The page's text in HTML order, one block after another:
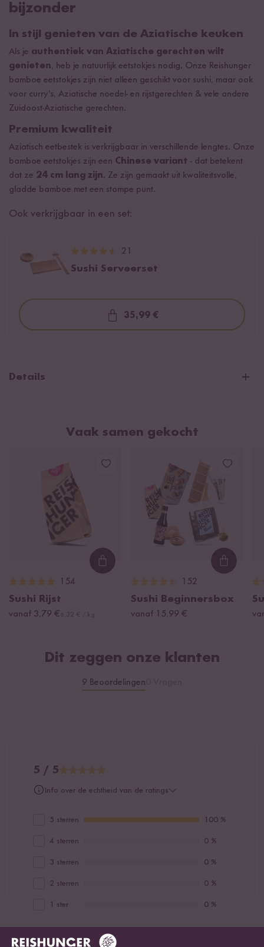
bijzonder
In stijl genieten van de Aziatische keuken
Als je authentiek van Aziatische gerechten wilt
genieten, heb je natuurlijk eetstokjes nodig. Onze Reishunger
bamboe eetstokjes zijn niet alleen geschikt voor sushi, maar ook
voor curry's, Aziatische noedel- en rijstgerechten & vele andere
Zuidoost-Aziatische gerechten.
Premium kwaliteit
Aziatisch eetbestek is verkrijgbaar in verschillende lengtes. Onze
bamboe eetstokjes zijn een Chinese variant - dat betekent
dat ze 24 cm lang zijn. Ze zijn gemaakt uit kwaliteitsvolle,
gladde bamboe met een stompe punt.
Ook verkrijgbaar in een set:
21
Sushi Serveerset
Loading...
35,99 €
Details
Afmetingen: 24 cm lang
Ook verkrijgbaar in een praktisch voordeelpakket van 50 of
250 stuks
Vaak samen gekocht
Loading...
154
Sushi Rijst
vanaf 3,79 €
152
Sushi Beginnersbox
vanaf 15,99 €
Dit zeggen onze klanten
9 Beoordelingen
5 / 5
Info over de echtheid van de ratings
5 sterren 100 %
4 sterren 0 %
3 sterren 0 %
2 sterren 0 %
1 ster 0 %